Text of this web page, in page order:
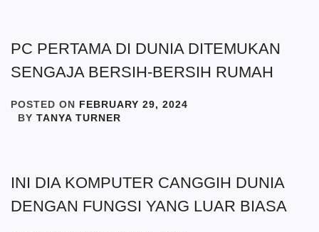
PC PERTAMA DI DUNIA DITEMUKAN
SENGAJA BERSIH-BERSIH RUMAH
POSTED ON FEBRUARY 29, 2024
BY TANYA TURNER
INI DIA KOMPUTER CANGGIH DUNIA
DENGAN FUNGSI YANG LUAR BIASA